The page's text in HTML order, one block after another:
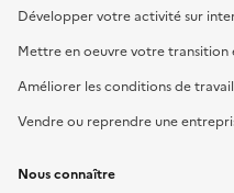
Développer votre activité sur
Mettre en oeuvre votre transition
Améliorer les conditions de
Vendre ou reprendre une
Nous connaître